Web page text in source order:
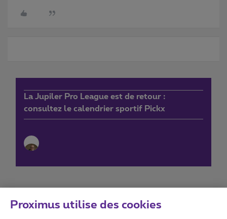
La Jupiler Pro League est de retour :
consultez le calendrier sportif Pickx
Proximus utilise des cookies